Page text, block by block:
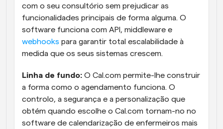
com o seu consultório sem prejudicar as
funcionalidades principais de forma alguma. O
webhooks para garantir total escalabilidade à
medida que os seus sistemas crescem.
Linha de fundo: O Cal.com permite-lhe construir
a forma como o agendamento funciona. O
controlo, a segurança e a personalização que
obtém quando escolhe o Cal.com tornam-no no
software de calendarização de enfermeiros mais